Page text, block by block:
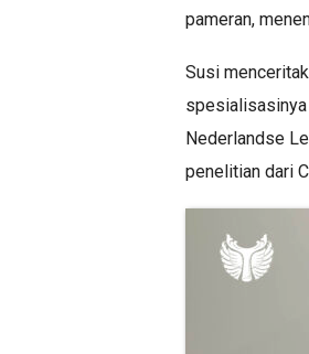
pameran,
Susi
spesialisasinya
Nederlandse
penelitian dari